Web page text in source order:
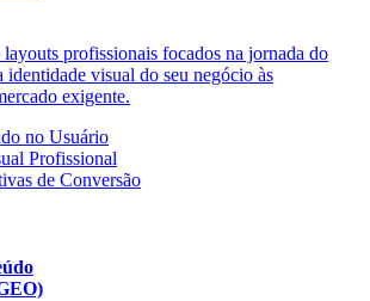
profissionais focados na jornada do
visual do seu negócio às
exigente.
no Usuário
Profissional
de Conversão